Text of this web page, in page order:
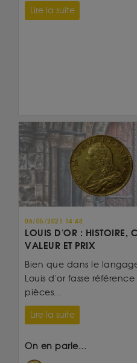
Lire la suite
06/05/2021 14:48
LOUIS D'OR : HISTOIRE,
VALEUR ET PRIX
Bien que dans le
Louis d'or fasse
pièces...
Lire la suite
On en parle...